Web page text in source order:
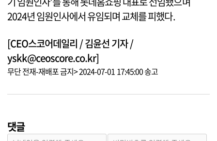
2024년 임원인사에서 유임되며 교체를 피했다.
[CEO스코어데일리 / 김윤선 기자 /
yskk@ceoscore.co.kr]
무단 전재-재배포 금지> 2024-07-01 17:45:00 송고
댓글